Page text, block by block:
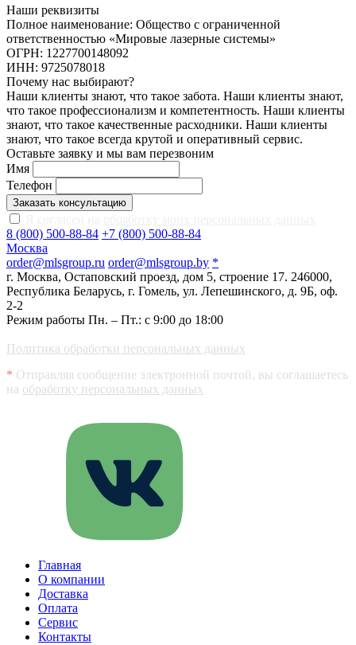
Наши реквизиты
Полное наименование: Общество с ограниченной
ответственностью «Мировые лазерные системы»
ОГРН: 1227700148092
ИНН: 9725078018
Почему нас выбирают?
Наши клиенты знают, что такое забота. Наши клиенты знают,
что такое профессионализм и компетентность. Наши клиенты
знают, что такое качественные расходники. Наши клиенты
знают, что такое всегда крутой и оперативный сервис.
Оставьте заявку и мы вам перезвоним
Имя
Телефон
Заказать консультацию
8 (800) 500-88-84 +7 (800) 500-88-84
Москва
order@mlsgroup.ru order@mlsgroup.by *
г. Москва, Остаповский проезд, дом 5, строение 17. 246000,
Республика Беларусь, г. Гомель, ул. Лепешинского, д. 9Б, оф.
2-2
Режим работы Пн. – Пт.: с 9:00 до 18:00
Политика обработки персональных данных
* Отправляя сообщение электронной почтой, вы соглашаетесь
на обработку персональных данных
Главная
О компании
Доставка
Оплата
Сервис
Контакты